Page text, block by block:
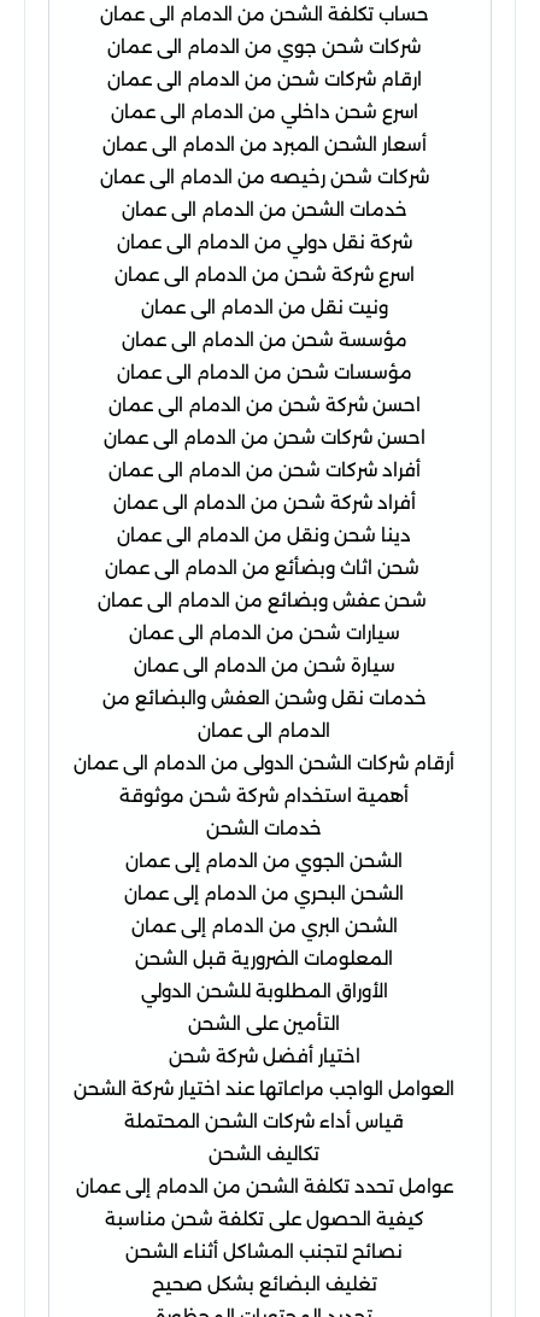
حساب تكلفة الشحن من الدمام الى عمان
شركات شحن جوي من الدمام الى عمان
ارقام شركات شحن من الدمام الى عمان
اسرع شحن داخلي من الدمام الى عمان
أسعار الشحن المبرد من الدمام الى عمان
شركات شحن رخيصه من الدمام الى عمان
خدمات الشحن من الدمام الى عمان
شركة نقل دولي من الدمام الى عمان
اسرع شركة شحن من الدمام الى عمان
ونيت نقل من الدمام الى عمان
مؤسسة شحن من الدمام الى عمان
مؤسسات شحن من الدمام الى عمان
احسن شركة شحن من الدمام الى عمان
احسن شركات شحن من الدمام الى عمان
أفراد شركات شحن من الدمام الى عمان
أفراد شركة شحن من الدمام الى عمان
دينا شحن ونقل من الدمام الى عمان
شحن اثاث وبضأئع من الدمام الى عمان
شحن عفش وبضائع من الدمام الى عمان
سيارات شحن من الدمام الى عمان
سيارة شحن من الدمام الى عمان
خدمات نقل وشحن العفش والبضائع من
الدمام الى عمان
أرقام شركات الشحن الدولى من الدمام الى عمان
أهمية استخدام شركة شحن موثوقة
خدمات الشحن
الشحن الجوي من الدمام إلى عمان
الشحن البحري من الدمام إلى عمان
الشحن البري من الدمام إلى عمان
المعلومات الضرورية قبل الشحن
الأوراق المطلوبة للشحن الدولي
التأمين على الشحن
اختيار أفضل شركة شحن
العوامل الواجب مراعاتها عند اختيار شركة الشحن
قياس أداء شركات الشحن المحتملة
تكاليف الشحن
عوامل تحدد تكلفة الشحن من الدمام إلى عمان
كيفية الحصول على تكلفة شحن مناسبة
نصائح لتجنب المشاكل أثناء الشحن
تغليف البضائع بشكل صحيح